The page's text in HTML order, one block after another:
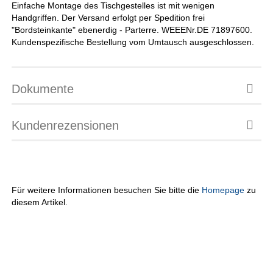
Einfache Montage des Tischgestelles ist mit wenigen
Handgriffen. Der Versand erfolgt per Spedition frei
"Bordsteinkante" ebenerdig - Parterre. WEEENr.DE 71897600.
Kundenspezifische Bestellung vom Umtausch ausgeschlossen.
Dokumente
Kundenrezensionen
Für weitere Informationen besuchen Sie bitte die Homepage zu
diesem Artikel.